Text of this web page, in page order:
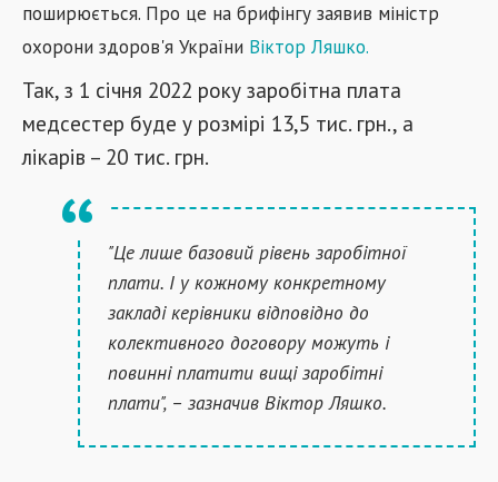
поширюється. Про це на брифінгу заявив міністр
охорони здоров'я України Віктор Ляшко.
Так, з 1 січня 2022 року заробітна плата
медсестер буде у розмірі 13,5 тис. грн., а
лікарів – 20 тис. грн.
"Це лише базовий рівень заробітної
плати. І у кожному конкретному
закладі керівники відповідно до
колективного договору можуть і
повинні платити вищі заробітні
плати", – зазначив Віктор Ляшко.